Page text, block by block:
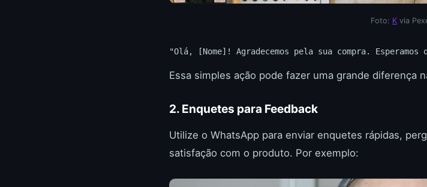
Foto: K via
"Olá, [Nome]! Agradecemos pela sua compra.
Essa simples ação pode fazer uma grande diferença
2. Enquetes para Feedback
Utilize o WhatsApp para enviar enquetes rápidas,
satisfação com o produto. Por exemplo: